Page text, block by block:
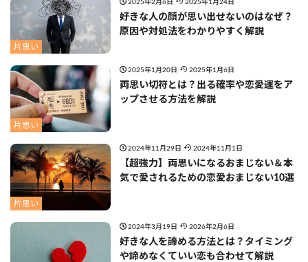
片思い
2025年2月6日 2025年1月24日
好きな人の顔が思い出せないのはなぜ？
原因や対処法をわかりやすく解説
片思い
2025年1月20日 2025年1月6日
両思い切符とは？出る確率や恋愛運をア
ップさせる方法を解説
片思い
2024年11月29日 2024年11月1日
【超強力】両思いになるおまじない＆本
気で愛されるための恋愛おまじない10選
2024年3月19日 2026年2月6日
好きな人を諦める方法とは？タイミング
や諦めなくていい恋も合わせて解説